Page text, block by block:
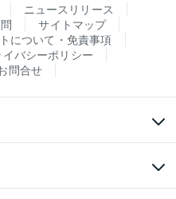
ニュースリリース
サイトマップ
について・免責事項
バシーポリシー
問合せ